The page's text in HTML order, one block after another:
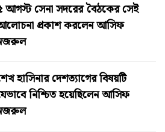
আগস্ট সেনা সদরের বৈঠকের সেই
প্রকাশ করলেন আসিফ
হাসিনার দেশত্যাগের বিষয়টি
নিশ্চিত হয়েছিলেন আসিফ